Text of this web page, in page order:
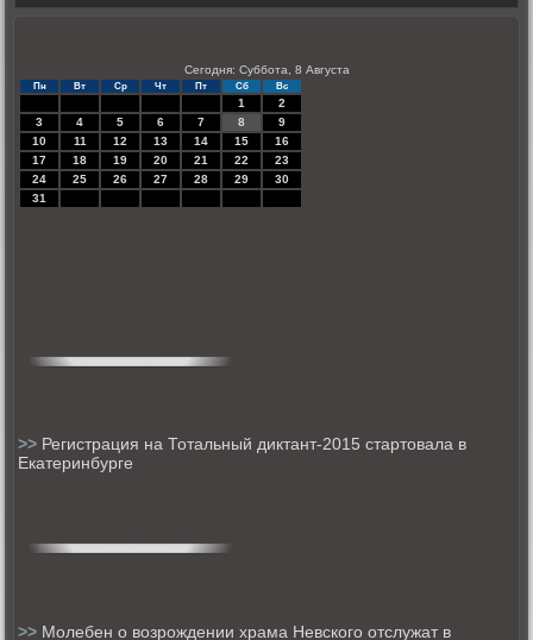
Сегодня: Суббота, 8 Августа
Пн Вт Ср Чт Пт Сб Вс
1
2
3
4 5 6 7 8
9
10
11 12 13 14 15
16
17
18 19 20 21 22
23
24
25 26 27 28 29
30
31
>> Регистрация на Тотальный диктант-2015 стартовала в
Екатеринбурге
>> Молебен о возрождении храма Невского отслужат в